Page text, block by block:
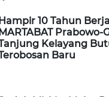
Hampir 10 Tahun
MARTABAT Prabowo-
Kelayang
Baru